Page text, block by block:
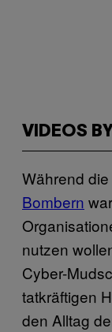
VIDEOS
Während
Bombern
nutzen
Cyber-
tatkräftigen
den Alltag